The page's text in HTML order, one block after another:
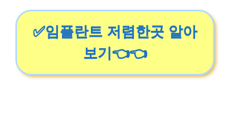
✅임플란트 저렴한곳 알아
보기👈👈